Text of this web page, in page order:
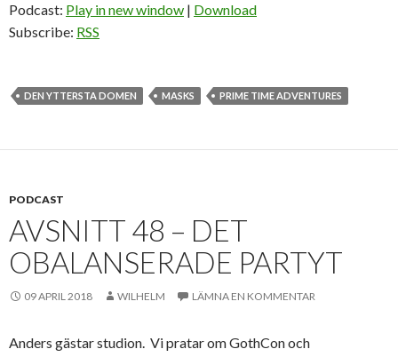
Podcast: Play in new window | Download
Subscribe: RSS
DEN YTTERSTA DOMEN MASKS PRIME TIME ADVENTURES
PODCAST
AVSNITT 48 – DET
OBALANSERADE PARTYT
09 APRIL 2018 WILHELM LÄMNA EN KOMMENTAR
Anders gästar studion. Vi pratar om GothCon och